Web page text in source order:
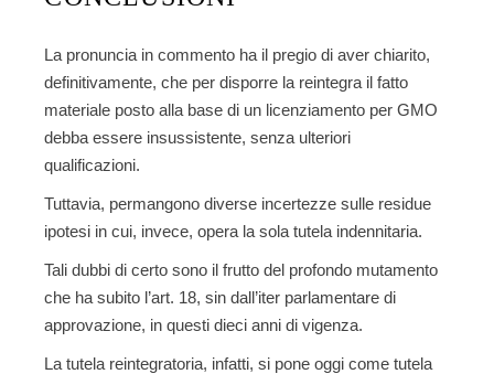
La pronuncia in commento ha il pregio di aver chiarito,
definitivamente, che per disporre la reintegra il fatto
materiale posto alla base di un licenziamento per GMO
debba essere insussistente, senza ulteriori
qualificazioni.
Tuttavia, permangono diverse incertezze sulle residue
ipotesi in cui, invece, opera la sola tutela indennitaria.
Tali dubbi di certo sono il frutto del profondo mutamento
che ha subito l’art. 18, sin dall’iter parlamentare di
approvazione, in questi dieci anni di vigenza.
La tutela reintegratoria, infatti, si pone oggi come tutela